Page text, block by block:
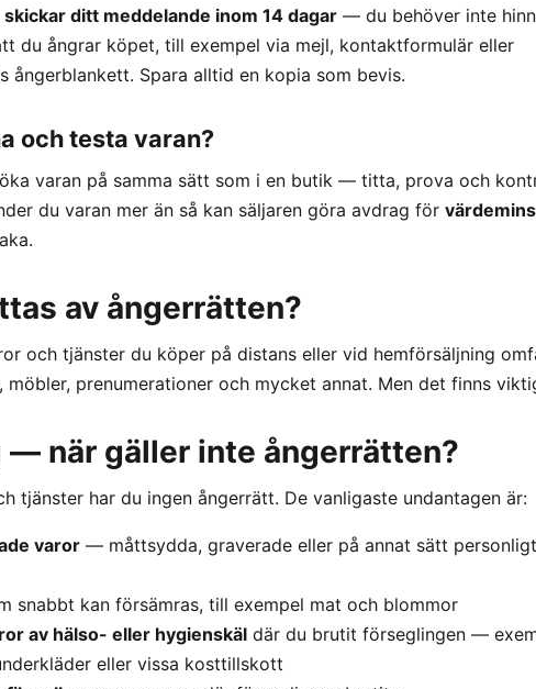
skickar ditt meddelande inom 14 dagar — du behöver inte
du ångrar köpet, till exempel via mejl, kontaktformulär eller
ångerblankett. Spara alltid en kopia som bevis.
och testa varan?
varan på samma sätt som i en butik — titta, prova och
du varan mer än så kan säljaren göra avdrag för
av ångerrätten?
och tjänster du köper på distans eller vid hemförsäljning
möbler, prenumerationer och mycket annat. Men det finns
— när gäller inte ångerrätten?
tjänster har du ingen ångerrätt. De vanligaste undantagen är:
varor — måttsydda, graverade eller på annat sätt
snabbt kan försämras, till exempel mat och blommor
av hälso- eller hygienskäl där du brutit förseglingen —
eller vissa kosttillskott